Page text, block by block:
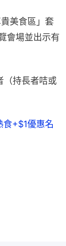
美食區」套
會場並出示有
（持長者咭或
+$1優惠名